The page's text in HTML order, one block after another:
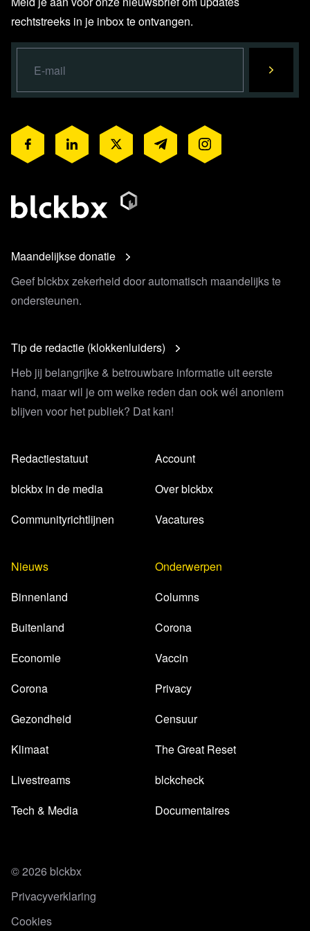
rechtstreeks in je inbox te ontvangen.
Maandelijkse donatie
Geef blckbx zekerheid door automatisch maandelijks te
ondersteunen.
Tip de redactie (klokkenluiders)
Heb jij belangrijke & betrouwbare informatie uit eerste
hand, maar wil je om welke reden dan ook wél anoniem
blijven voor het publiek? Dat kan!
Redactiestatuut
blckbx in de media
Communityrichtlijnen
Account
Over blckbx
Vacatures
Nieuws
Binnenland
Buitenland
Economie
Corona
Gezondheid
Klimaat
Livestreams
Tech & Media
Onderwerpen
Columns
Corona
Vaccin
Privacy
Censuur
The Great Reset
blckcheck
Documentaires
© 2026 blckbx
Privacyverklaring
Cookies